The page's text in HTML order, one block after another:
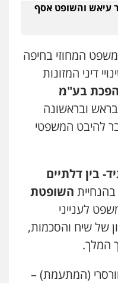
עיאש והשופט אסף
המחוזי בחיפה
דיני המזונות
בע"מ
ובראשונה
להיבט המשפטי
בין דלתיים
בהנחיית השופטת
לענייני
של שיח והסכמות,
המלך.
(המתעמת) –